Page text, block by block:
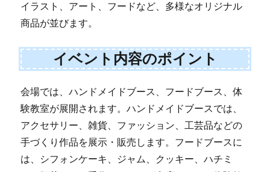
イラスト、アート、フードなど、多様なオリジナル
商品が並びます。
イベント内容のポイント
会場では、ハンドメイドブース、フードブース、体
験教室が展開されます。ハンドメイドブースでは、
アクセサリー、雑貨、ファッション、工芸品などの
手づくり作品を展示・販売します。フードブースに
は、シフォンケーキ、ジャム、クッキー、ハチミ